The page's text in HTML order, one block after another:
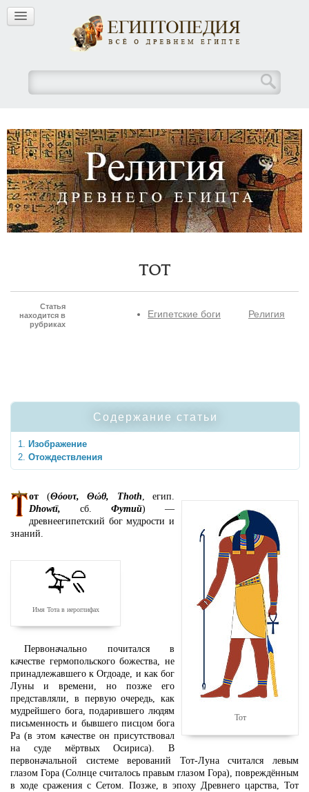
Тот
Статья
находится в
рубриках
Религия
Египетские боги
Содержание статьи
Изображение
Отождествления
Тот
от (Θόουτ, Θώθ, Thoth, егип.
Dhowtï, сб. Футий) —
древнеегипетский бог мудрости и
знаний.
Имя Тота в иероглифах
Первоначально почитался в
качестве гермопольского божества, не
принадлежавшего к Огдоаде, и как бог
Луны и времени, но позже его
представляли, в первую очередь, как
мудрейшего бога, подарившего людям
письменность и бывшего писцом бога
Ра (в этом качестве он присутствовал
на суде мёртвых Осириса). В
первоначальной системе верований Тот-Луна считался левым
глазом Гора (Солнце считалось правым глазом Гора), повреждённым
в ходе сражения с Сетом. Позже, в эпоху Древнего царства, Тот